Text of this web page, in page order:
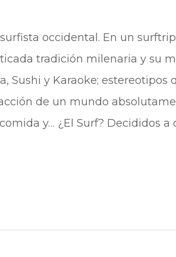
occidental. En un surftrip
tradición milenaria y su
Sushi y Karaoke; estereotipos
de un mundo
y… ¿El Surf? Decididos a